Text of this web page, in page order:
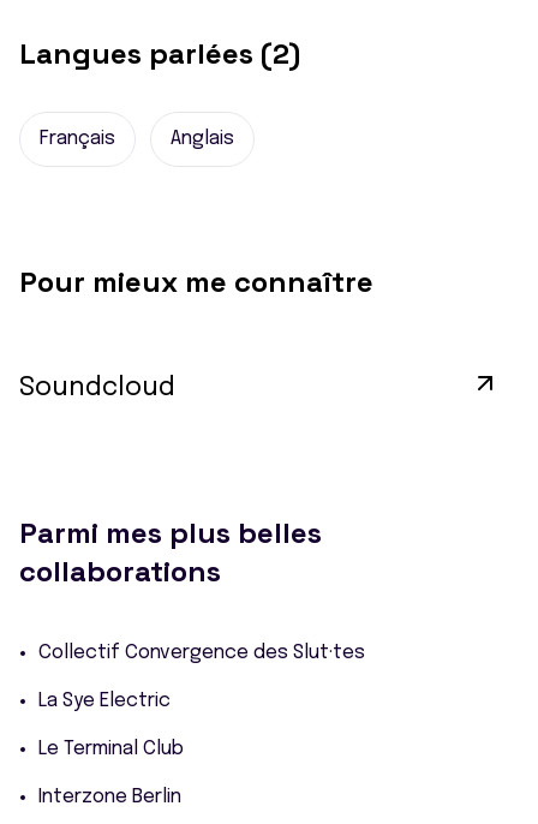
Langues parlées (2)
Français Anglais
Pour mieux me connaître
Soundcloud
Parmi mes plus belles
collaborations
Collectif Convergence des Slut·tes
La Sye Electric
Le Terminal Club
Interzone Berlin